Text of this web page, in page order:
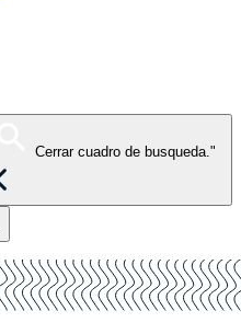
Cerrar cuadro de busqueda."